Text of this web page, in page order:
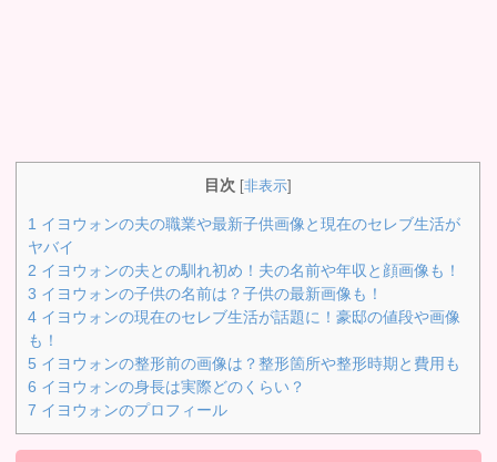
目次 [非表示]
1 イヨウォンの夫の職業や最新子供画像と現在のセレブ生活が
ヤバイ
2 イヨウォンの夫との馴れ初め！夫の名前や年収と顔画像も！
3 イヨウォンの子供の名前は？子供の最新画像も！
4 イヨウォンの現在のセレブ生活が話題に！豪邸の値段や画像
も！
5 イヨウォンの整形前の画像は？整形箇所や整形時期と費用も
6 イヨウォンの身長は実際どのくらい？
7 イヨウォンのプロフィール